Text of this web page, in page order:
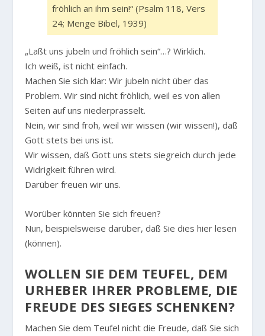
fröhlich an ihm sein!“(Psalm 118, Vers
24; Menge Bibel, 1939)
„Laßt uns jubeln und fröhlich sein“…? Wirklich.
Ich weiß, ist nicht einfach.
Machen Sie sich klar: Wir jubeln nicht über das
Problem. Wir sind nicht fröhlich, weil es von allen
Seiten auf uns niederprasselt.
Nein, wir sind froh, weil wir wissen (wir wissen!), daß
Gott stets bei uns ist.
Wir wissen, daß Gott uns stets siegreich durch jede
Widrigkeit führen wird.
Darüber freuen wir uns.
Worüber könnten Sie sich freuen?
Nun, beispielsweise darüber, daß Sie dies hier lesen
(können).
WOLLEN SIE DEM TEUFEL, DEM
URHEBER IHRER PROBLEME, DIE
FREUDE DES SIEGES SCHENKEN?
Machen Sie dem Teufel nicht die Freude, daß Sie sich